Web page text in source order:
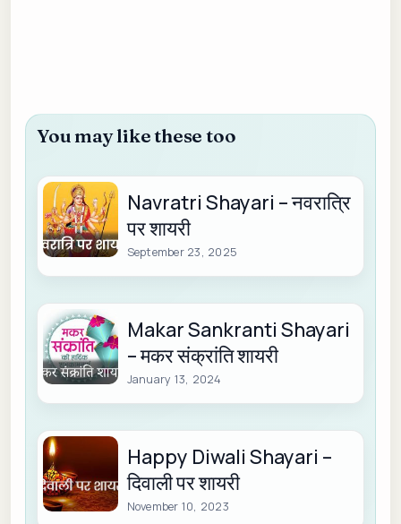
You may like these too
Navratri Shayari – नवरात्रि
पर शायरी
September 23, 2025
Makar Sankranti Shayari
– मकर संक्रांति शायरी
January 13, 2024
Happy Diwali Shayari –
दिवाली पर शायरी
November 10, 2023